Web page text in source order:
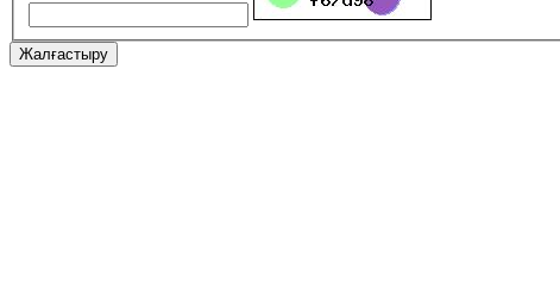
Жалғастыру